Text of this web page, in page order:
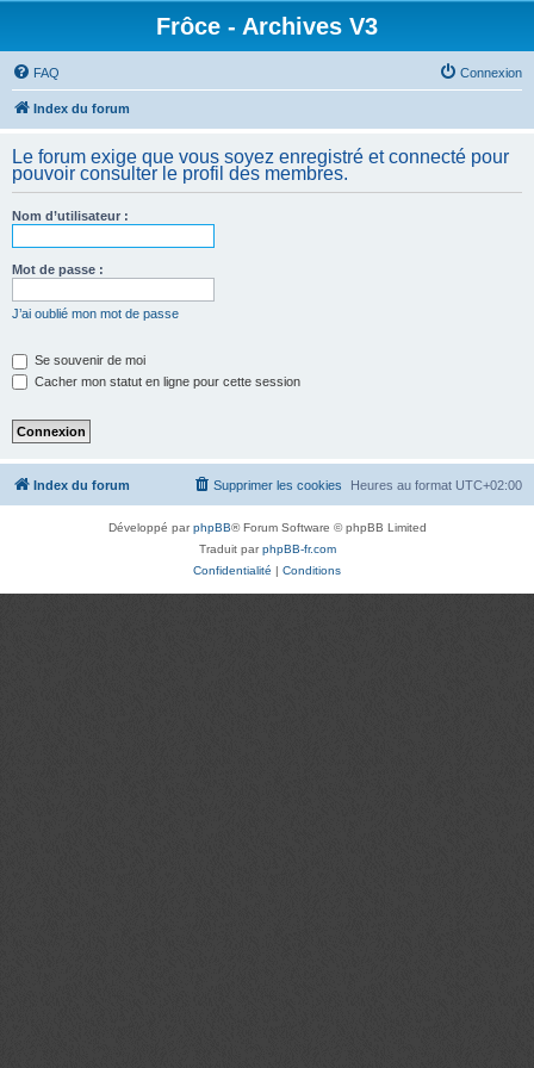
Frôce - Archives V3
FAQ Connexion
Index du forum
Le forum exige que vous soyez enregistré et connecté pour
pouvoir consulter le profil des membres.
Nom d’utilisateur :
Mot de passe :
J’ai oublié mon mot de passe
Se souvenir de moi
Cacher mon statut en ligne pour cette session
Index du forum Heures au format UTC+02:00
Supprimer les cookies
Développé parphpBB® Forum Software © phpBB Limited
Traduit parphpBB-fr.com
Confidentialité | Conditions